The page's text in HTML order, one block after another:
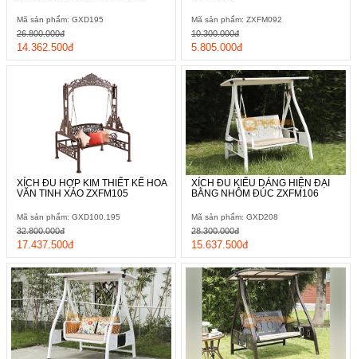
Mã sản phẩm: GXD195
14.362.500đ
26.800.000đ
Mã sản phẩm: ZXFM092
5.805.000đ
10.300.000đ
XÍCH ĐU HỢP KIM THIẾT KẾ HOA
VĂN TINH XẢO ZXFM105
Mã sản phẩm: GXD100.195
17.437.500đ
32.800.000đ
XÍCH ĐU KIỂU DÁNG HIỆN ĐẠI
BẰNG NHÔM ĐÚC ZXFM106
Mã sản phẩm: GXD208
15.637.500đ
28.300.000đ